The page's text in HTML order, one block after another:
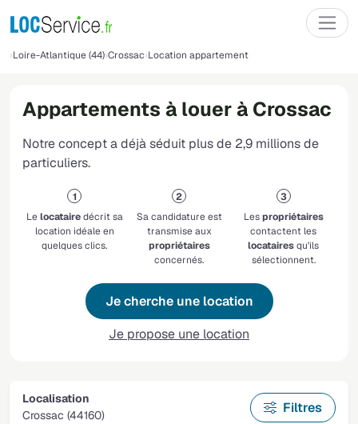
Loire-Atlantique (44) Crossac Location appartement
Appartements à louer à Crossac
Notre concept a déjà séduit plus de 2,9 millions de
particuliers.
Lelocatairedécrit sa
location idéale en
quelques clics.
Sa candidature est
transmise aux
propriétaires
concernés.
Lespropriétaires
contactent les
locatairesqu'ils
sélectionnent.
Je cherche une location
Je propose une location
Localisation
Crossac (44160)
Filtres